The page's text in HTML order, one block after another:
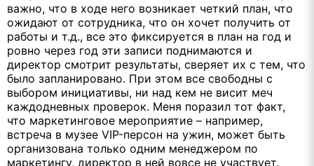
важно, что в ходе него возникает четкий план, что
ожидают от сотрудника, что он хочет получить от
работы и т.д., все это фиксируется в план на год и
ровно через год эти записи поднимаются и
директор смотрит результаты, сверяет их с тем, что
было запланировано. При этом все свободны с
выбором инициативы, ни над кем не висит меч
каждодневных проверок. Меня поразил тот факт,
что маркетинговое мероприятие – например,
встреча в музее VIP-персон на ужин, может быть
организована только одним менеджером по
маркетингу, директор в ней вовсе не участвует.